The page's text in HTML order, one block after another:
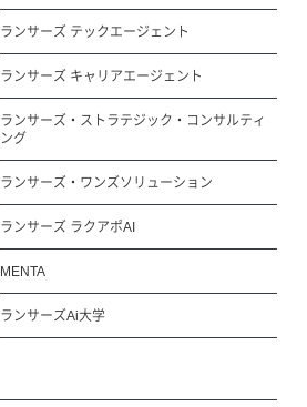
ランサーズ テックエージェント
ランサーズ キャリアエージェント
ランサーズ・ストラテジック・コンサルティ
ング
ランサーズ・ワンズソリューション
ランサーズ ラクアポAI
MENTA
ランサーズAi大学